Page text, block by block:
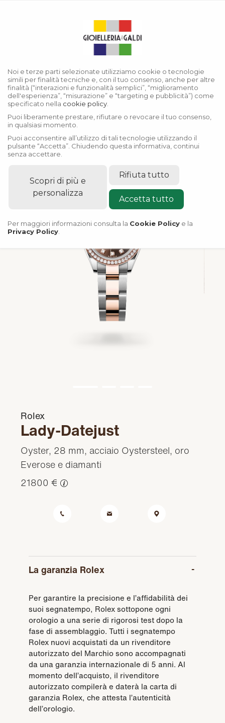
Collezione Lady-Datejust
Rolex
Lady-Datejust
Oyster, 28 mm, acciaio Oystersteel, oro
Everose e diamanti
21800 €
La garanzia Rolex
Per garantire la precisione e l’affidabilità dei
suoi segnatempo, Rolex sottopone ogni
orologio a una serie di rigorosi test dopo la
fase di assemblaggio. Tutti i segnatempo
Rolex nuovi acquistati da un rivenditore
autorizzato del Marchio sono accompagnati
da una garanzia internazionale di 5 anni. Al
momento dell’acquisto, il rivenditore
autorizzato compilerà e daterà la carta di
garanzia Rolex, che attesta l’autenticità
dell’orologio.
Noi e terze parti selezionate utilizziamo cookie o tecnologie
simili per finalità tecniche e, con il tuo consenso, anche per altre
finalità (“interazioni e funzionalità semplici”, “miglioramento
dell'esperienza”, “misurazione” e “targeting e pubblicità”) come
specificato nella cookie policy
Puoi liberamente prestare, rifiutare o revocare il tuo consenso,
in qualsiasi momento.
Puoi acconsentire all’utilizzo di tali tecnologie utilizzando il
pulsante “Accetta”. Chiudendo questa informativa, continui
senza accettare.
Scopri di più e
personalizza
Rifiuta tutto
Accetta tutto
Per maggiori informazioni consulta la Cookie Policy e la
Privacy Policy